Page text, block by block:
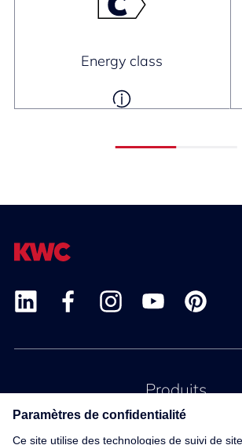
Energy class
Produits
Service